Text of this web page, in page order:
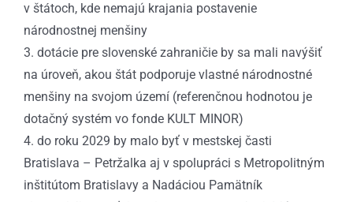
v štátoch, kde nemajú krajania postavenie
národnostnej menšiny
3. dotácie pre slovenské zahraničie by sa mali navýšiť
na úroveň, akou štát podporuje vlastné národnostné
menšiny na svojom území (referenčnou hodnotou je
dotačný systém vo fonde KULT MINOR)
4. do roku 2029 by malo byť v mestskej časti
Bratislava – Petržalka aj v spolupráci s Metropolitným
inštitútom Bratislavy a Nadáciou Pamätník